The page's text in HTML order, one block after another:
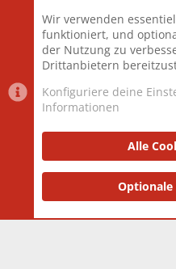
Mitglieder
Neuestes Mitglied
Community platform by XenForo®
and add-ons by ThemeHouse
Wir verwenden
funktioniert, und
der Nutzung zu
Drittanbietern
Konfiguriere deine
Informationen
Alle
Optionale